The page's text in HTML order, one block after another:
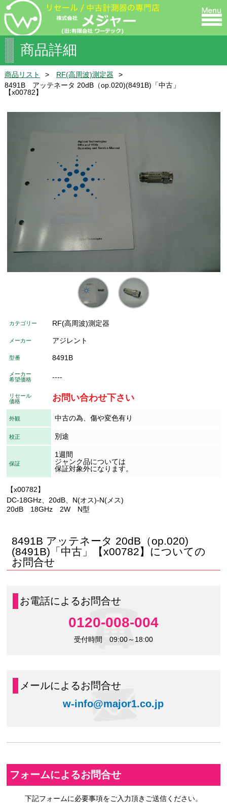
商品詳細
商品リスト
RF(高周波)測定器
8491B アッテネータ 20dB（op.020)(8491B)「中古」
【x00782】
カテゴリー RF(高周波)測定器
メーカー アジレント
型番 8491B
メーカー
希望価格
----
リセール
価格
お問い合わせ下さい
外観 中古の為、傷や変色有り
校正 別途
保証
1週間
ジャンク品については
保証対象外になります。
【x00782】
DC-18GHz、20dB、N(オス)-N(メス)
20dB 18GHz 2W N型
8491B アッテネータ 20dB（op.020)
(8491B)「中古」【x00782】についての
お問合せ
お電話によるお問合せ
0120-008-004
受付時間 09:00～18:00
メールによるお問合せ
w-info@major1.co.jp
フォームによるお問合せ
下記フォームに必要事項をご入力頂きご送信ください。